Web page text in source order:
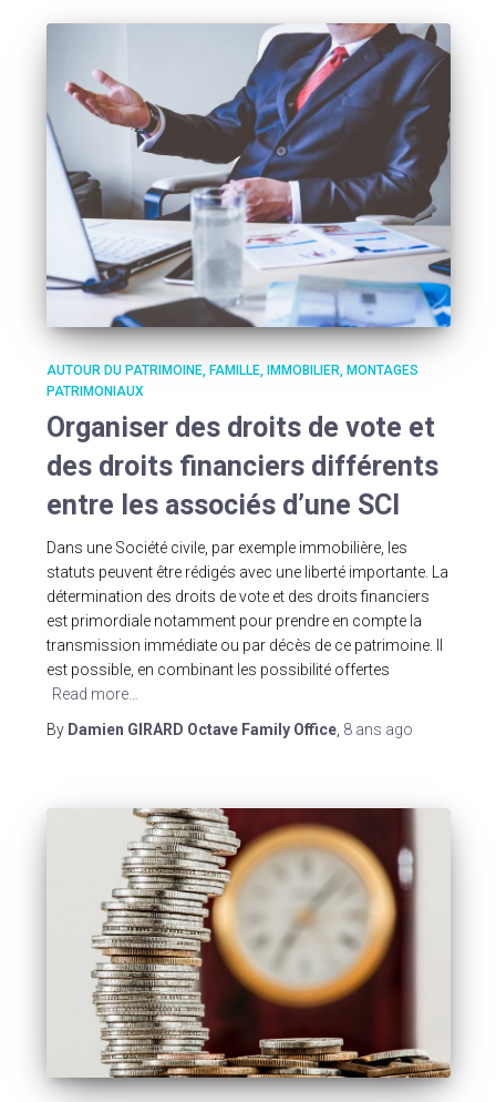
AUTOUR DU PATRIMOINE FAMILLE IMMOBILIER
MONTAGES
PATRIMONIAUX
Organiser des droits de vote et
des droits financiers différents
entre les associés d’une SCI
Dans une Société civile, par exemple immobilière, les
statuts peuvent être rédigés avec une liberté importante. La
détermination des droits de vote et des droits financiers
est primordiale notamment pour prendre en compte la
transmission immédiate ou par décès de ce patrimoine. Il
est possible, en combinant les possibilité offertes
Read more…
By Damien GIRARD Octave Family Office, 8 ans ago